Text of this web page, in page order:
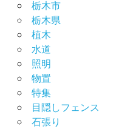
栃木市
栃木県
植木
水道
照明
物置
特集
目隠しフェンス
石張り